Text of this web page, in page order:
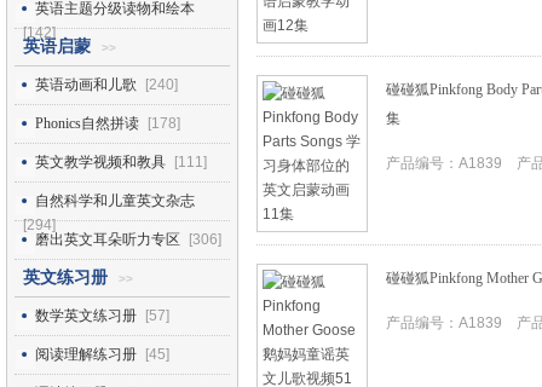
英语主题分级读物和绘本
[142]
英语启蒙 >>
英语动画和儿歌 [240]
Phonics自然拼读 [178]
英文教学视频和教具 [111]
自然科学和儿童英文杂志
[294]
磨出英文耳朵听力专区
[306]
英文练习册 >>
数学英文练习册 [57]
阅读理解练习册 [45]
碰碰狐Pinkfong Body
集
产品编号：A1839 产
碰碰狐Pinkfong Mother
产品编号：A1839 产